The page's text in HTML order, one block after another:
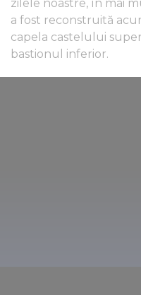
zilele noastre, în mai
a fost reconstruită
capela castelului
bastionul inferior.